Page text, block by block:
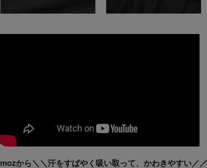
mozから＼＼汗をすばやく吸い取って、かわきやすい／／